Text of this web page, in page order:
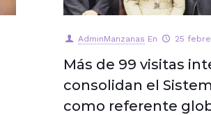
AdminManzanas En 25
Más de 99 visitas
consolidan el
como referente